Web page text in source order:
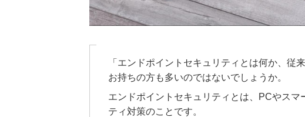
「エンドポイントセキュリティとは何か、従
お持ちの方も多いのではないでしょうか。
エンドポイントセキュリティとは、PCやス
ティ対策のことです。